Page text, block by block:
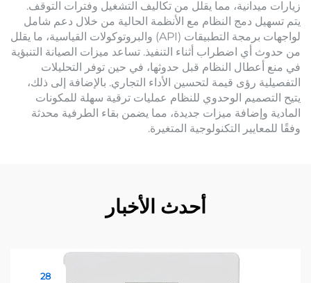
زيارات ميدانية، مما يقلل من تكاليف التشغيل وفترات التوقف.
يتم تسهيل دمج النظام مع الأنظمة الحالية من خلال دعم شامل
لواجهات برمجة التطبيقات (API) والبروتوكولات القياسية، ما يقلل
من حدوث أي اضطراب أثناء التنفيذ. تساعد ميزات الصيانة التنبؤية
في منع أعطال النظام قبل حدوثها، في حين توفر التحليلات
التفصيلية رؤى قيمة لتحسين الأداء التجاري. بالإضافة إلى ذلك،
يتيح التصميم الوحدوي للنظام عمليات ترقية سهلة للمكونات
المادية وإضافة ميزات جديدة، مما يضمن بقاء الطرفية محدثة
وفقًا للمعايير التكنولوجية المتغيرة.
أحدث الأخبار
28